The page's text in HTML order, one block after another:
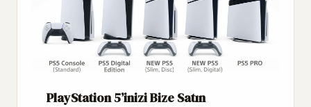
PlayStation 5’inizi Bize Satın